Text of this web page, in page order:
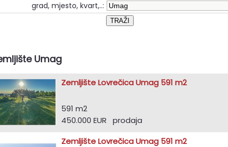
grad, mjesto, kvart,..:
Umag
Zemljište Lovrečica Umag 591 m2
591 m2
450.000 EUR prodaja
Zemljište Lovrečica Umag 591 m2